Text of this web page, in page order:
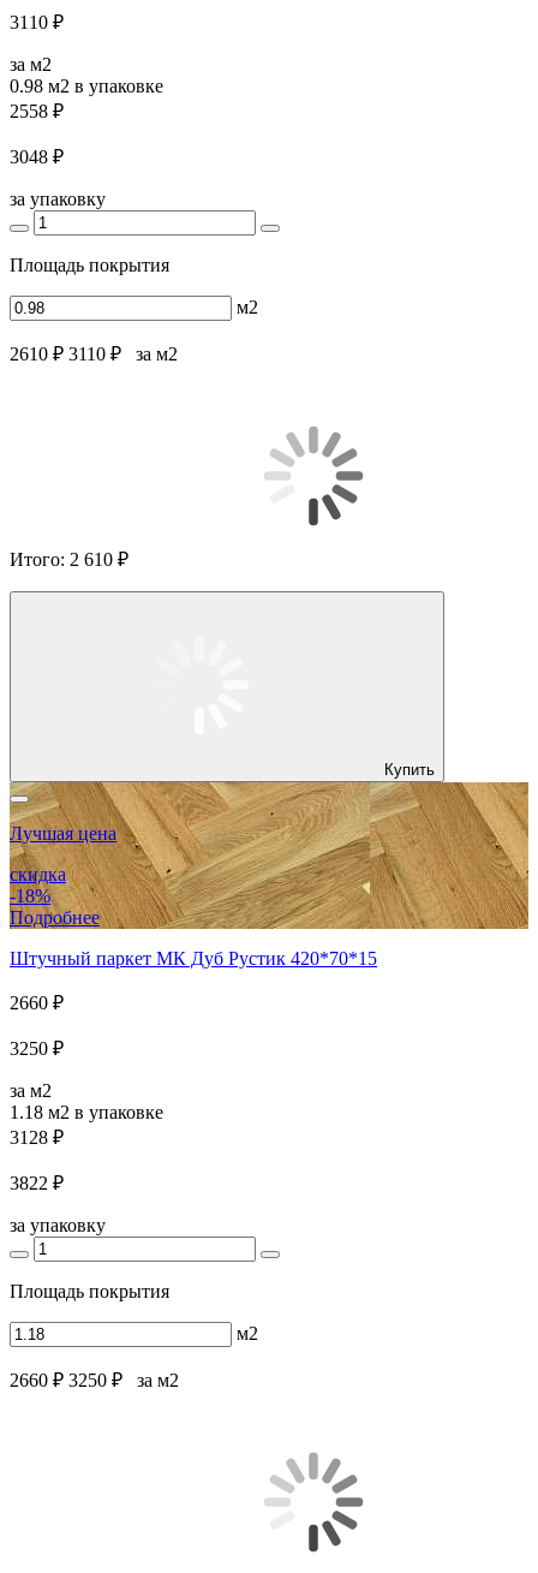
3110 ₽
за м2
0.98 м2 в упаковке
2558 ₽
3048 ₽
за упаковку
Площадь покрытия
м2
2610 ₽ 3110 ₽ за м2
Итого: 2 610 ₽
Купить
Лучшая цена
скидка
-18%
Подробнее
Штучный паркет МК Дуб Рустик 420*70*15
2660 ₽
3250 ₽
за м2
1.18 м2 в упаковке
3128 ₽
3822 ₽
за упаковку
Площадь покрытия
м2
2660 ₽ 3250 ₽ за м2